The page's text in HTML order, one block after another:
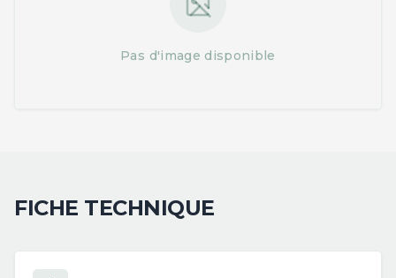
Pas d'image disponible
FICHE TECHNIQUE